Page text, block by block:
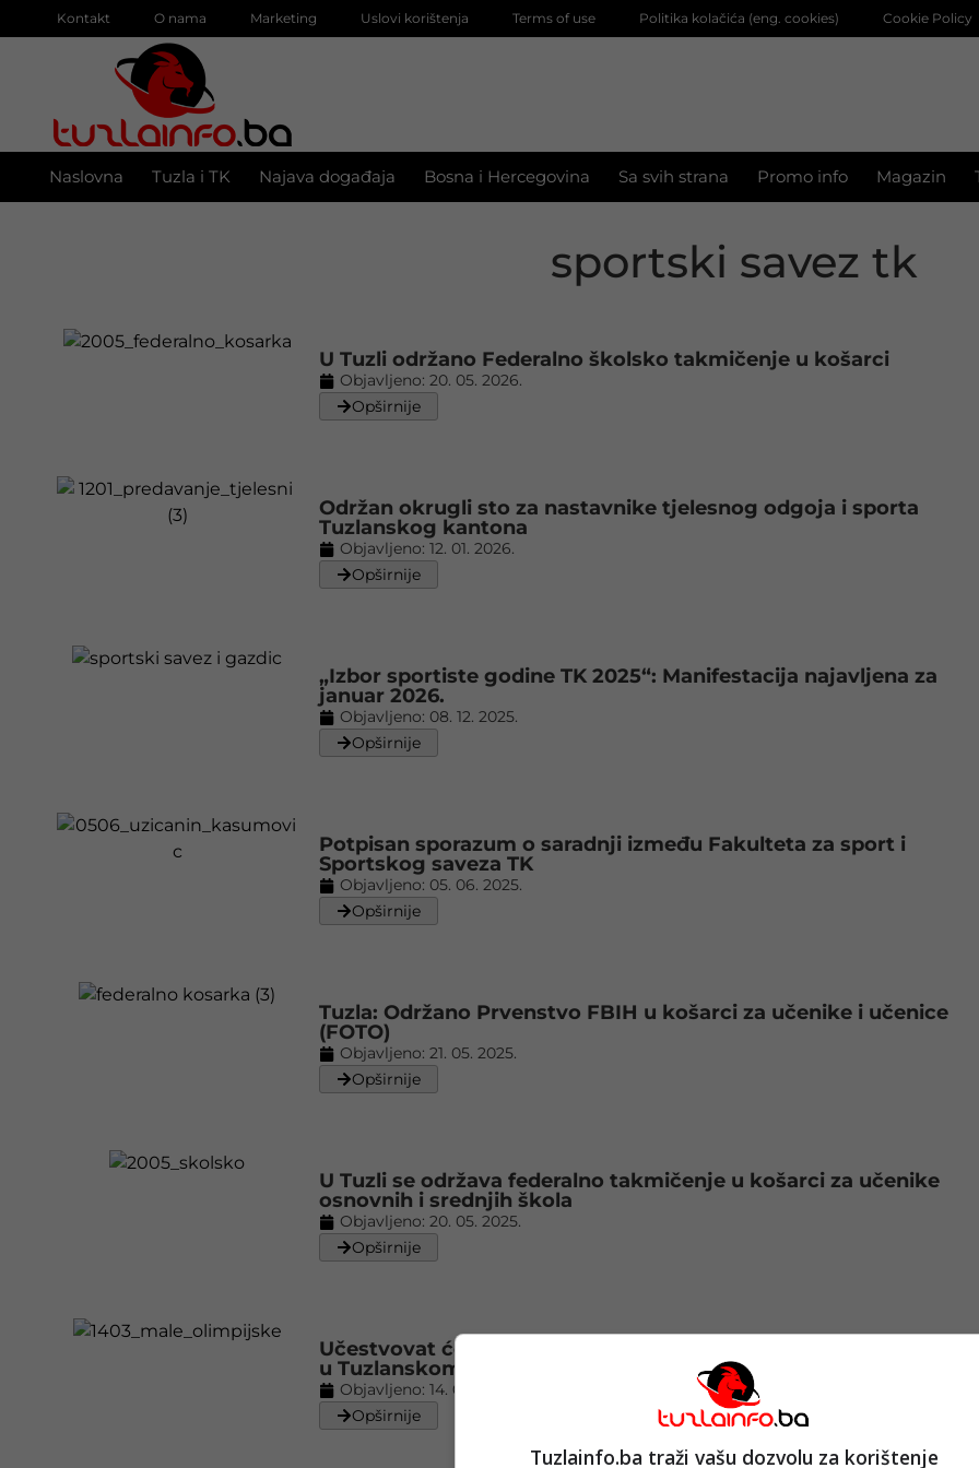
Kontakt O nama Marketing Uslovi korištenja Terms of use Politika kolačića (eng. cookies) Cookie Policy
Naslovna Tuzla i TK Najava događaja Bosna i Hercegovina Sa svih strana Promo info Magazin
sportski savez tk
U Tuzli održano Federalno školsko takmičenje u košarci
Objavljeno:20. 05. 2026.
Opširnije
Održan okrugli sto za nastavnike tjelesnog odgoja i sporta
Tuzlanskog kantona
Objavljeno:12. 01. 2026.
Opširnije
„Izbor sportiste godine TK 2025“: Manifestacija najavljena za
januar 2026.
Objavljeno: 08. 12. 2025.
Opširnije
Potpisan sporazum o saradnji između Fakulteta za sport i
Sportskog saveza TK
Objavljeno: 05. 06. 2025.
Opširnije
Tuzla: Održano Prvenstvo FBIH u košarci za učenike i učenice
(FOTO)
Objavljeno:21. 05. 2025.
Opširnije
U Tuzli se održava federalno takmičenje u košarci za učenike
osnovnih i srednjih škola
Objavljeno:20. 05. 2025.
Opširnije
Učestvovat će 1000 učenika: Počela školska sportska
u Tuzlanskom kantonu
Objavljeno:14. 03. 2025.
Opširnije
Tuzlainfo.ba traži vašu dozvolu za korištenje